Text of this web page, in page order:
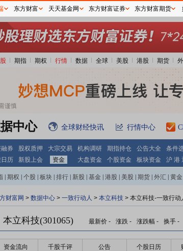
期指 期权 行情 数据 全球 美股 港股 期货
中心 全球财经快讯 行情中心
券 股权质押 大宗交易 机构调研 期指持仓 公告大全 条件
日历 新股上会 资金 大盘资金 个股资金 板块资金 沪 港
期权 个股 板块 排行 新股 基金 港股 美股 期货 外汇 黄金
财富网 > 数据中心 > 一致行动人 > 本立科技 > 本立科技-一致行动
本立科技(301065) 最新价 - 涨跌 - 涨跌幅 - 换手 -
资金流向 千股千评 公告 个股日历
东方财富 天天基金网 东方财富证券 东方财富期货